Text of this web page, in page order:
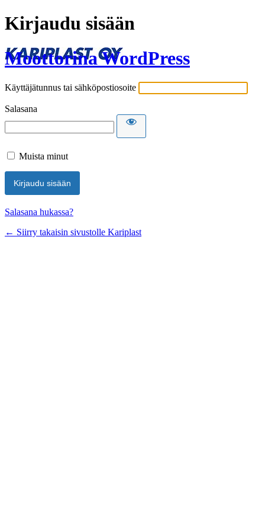
Kirjaudu sisään
Moottorina WordPress
Käyttäjätunnus tai sähköpostiosoite
Salasana
Muista minut
Salasana hukassa?
← Siirry takaisin sivustolle Kariplast